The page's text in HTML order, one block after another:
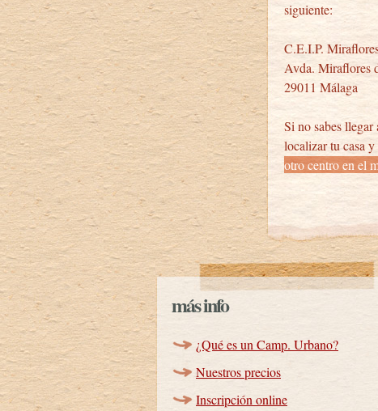
siguiente:
C.E.I.P.
Avda. Miraflores
29011 Málaga
Si no sabes
localizar tu casa
otro centro en el
más info
¿Qué es un Camp. Urbano?
Nuestros precios
Inscripción online